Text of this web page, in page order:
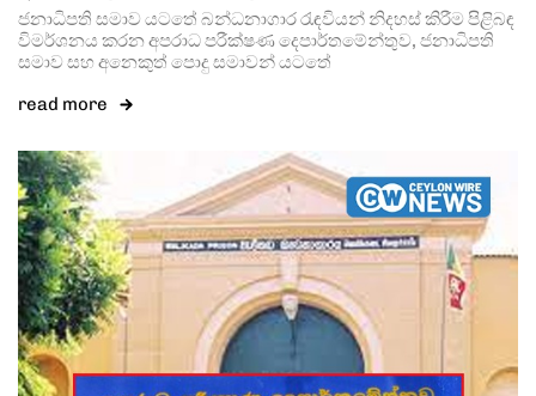
ජනාධිපති සමාව යටතේ බන්ධනාගාර රැඳවියන් නිදහස් කිරීම පිළිබඳ
විමර්ශනය කරන අපරාධ පරීක්ෂණ දෙපාර්තමේන්තුව, ජනාධිපති
සමාව සහ අනෙකුත් පොදු සමාවන් යටතේ
read more